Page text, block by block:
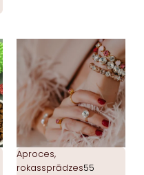
Aproces,
rokassprādzes55